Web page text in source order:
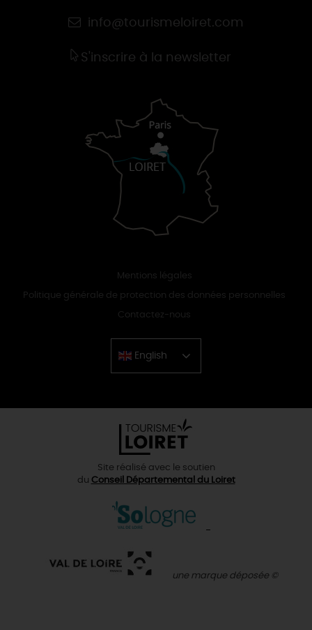
info@tourismeloiret.com
S'inscrire à la newsletter
Mentions légales
Politique générale de protection des données personnelles
Contactez-nous
English
Chinese
Site réalisé avec le soutien
du Conseil Départemental du Loiret
une marque déposée ©